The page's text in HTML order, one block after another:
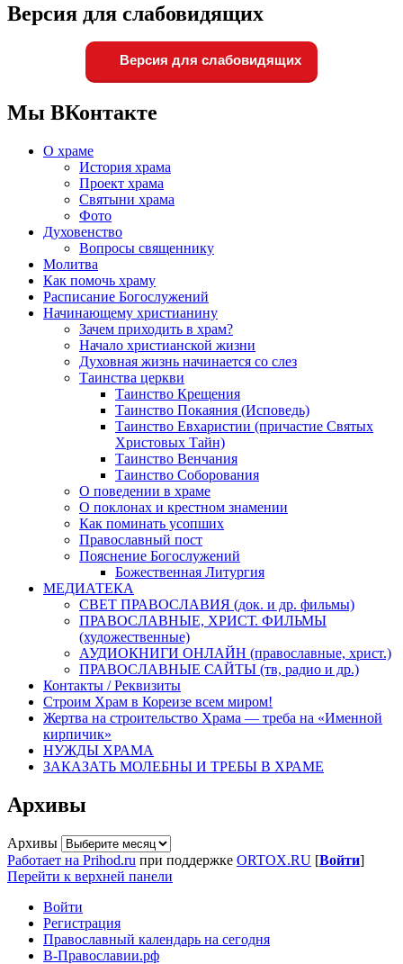
Версия для слабовидящих
Версия для слабовидящих
Мы ВКонтакте
О храме
История храма
Проект храма
Святыни храма
Фото
Духовенство
Вопросы священнику
Молитва
Как помочь храму
Расписание Богослужений
Начинающему христианину
Зачем приходить в храм?
Начало христианской жизни
Духовная жизнь начинается со слез
Таинства церкви
Таинство Крещения
Таинство Покаяния (Исповедь)
Таинство Евхаристии (причастие Святых
Христовых Тайн)
Таинство Венчания
Таинство Соборования
О поведении в храме
О поклонах и крестном знамении
Как поминать усопших
Православный пост
Пояснение Богослужений
Божественная Литургия
МЕДИАТЕКА
СВЕТ ПРАВОСЛАВИЯ (док. и др. фильмы)
ПРАВОСЛАВНЫЕ, ХРИСТ. ФИЛЬМЫ
(художественные)
АУДИОКНИГИ ОНЛАЙН (православные, христ.)
ПРАВОСЛАВНЫЕ САЙТЫ (тв, радио и др.)
Контакты / Реквизиты
Строим Храм в Кореизе всем миром!
Жертва на строительство Храма — треба на «Именной
кирпичик»
НУЖДЫ ХРАМА
ЗАКАЗАТЬ МОЛЕБНЫ И ТРЕБЫ В ХРАМЕ
Архивы
Архивы
Работает на Prihod.ru при поддержке ORTOX.RU [Войти]
Перейти к верхней панели
Войти
Регистрация
Православный календарь на сегодня
В-Православии.рф